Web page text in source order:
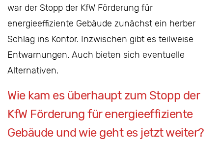
war der Stopp der KfW Förderung für
energieeffiziente Gebäude zunächst ein herber
Schlag ins Kontor. Inzwischen gibt es teilweise
Entwarnungen. Auch bieten sich eventuelle
Alternativen.
Wie kam es überhaupt zum Stopp der
KfW Förderung für energieeffiziente
Gebäude und wie geht es jetzt weiter?